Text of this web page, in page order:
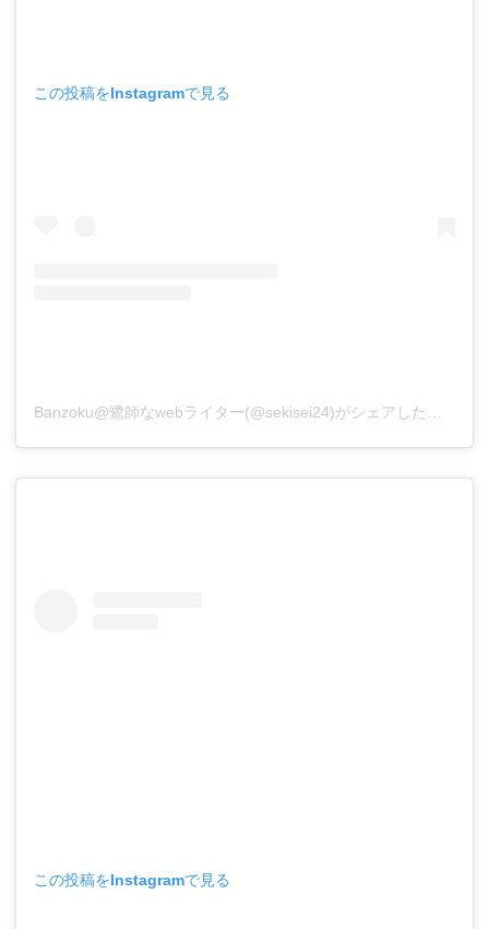
この投稿をInstagramで見る
この投稿をInstagramで見る